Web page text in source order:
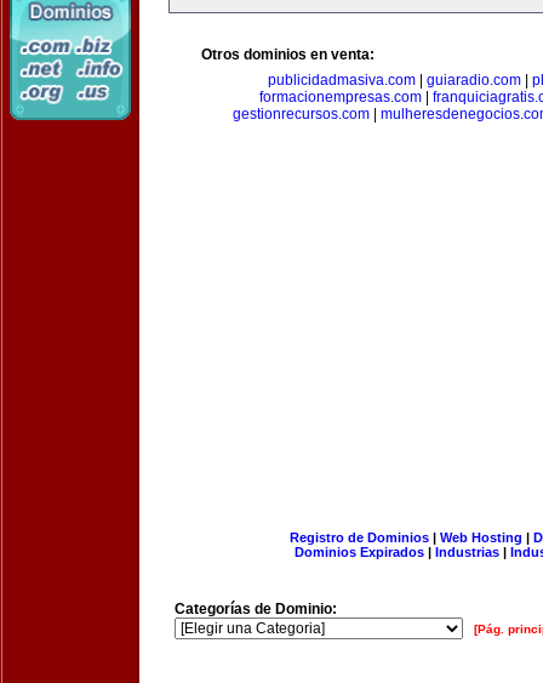
Otros dominios en venta:
publicidadmasiva.com
guiaradio.com
formacionempresas.com|
gestionrecursos.com|
Registro de Dominios| Web Hosting |
Dominios Expirados | Industrias |
Categorías de Dominio:
[Pág.